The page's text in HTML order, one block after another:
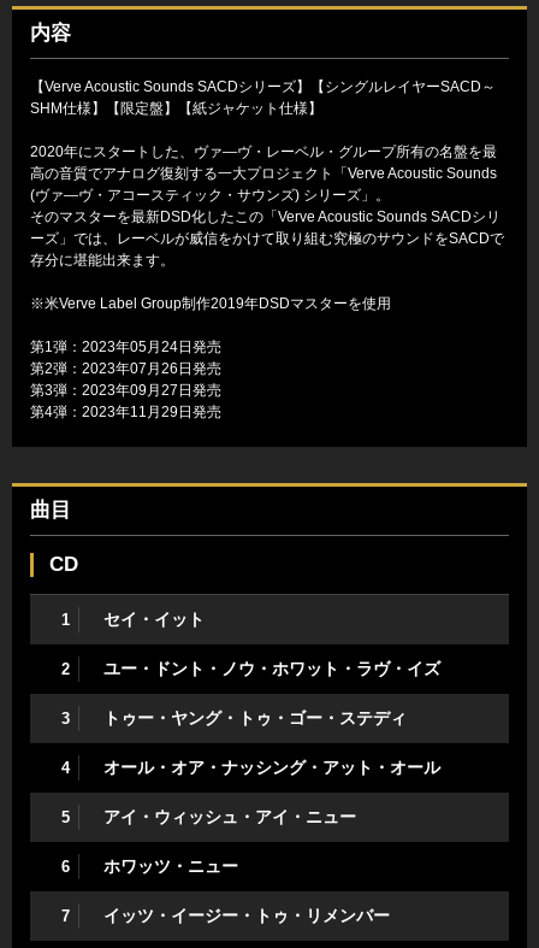
内容
【Verve Acoustic Sounds SACDシリーズ】【シングルレイヤーSACD～
SHM仕様】【限定盤】【紙ジャケット仕様】
2020年にスタートした、ヴァ―ヴ・レーベル・グループ所有の名盤を最
高の音質でアナログ復刻する一大プロジェクト「Verve Acoustic Sounds
(ヴァ―ヴ・アコースティック・サウンズ) シリーズ」。
そのマスターを最新DSD化したこの「Verve Acoustic Sounds SACDシリ
ーズ」では、レーベルが威信をかけて取り組む究極のサウンドをSACDで
存分に堪能出来ます。
※米Verve Label Group制作2019年DSDマスターを使用
第1弾：2023年05月24日発売
第2弾：2023年07月26日発売
第3弾：2023年09月27日発売
第4弾：2023年11月29日発売
曲目
CD
1 セイ・イット
2 ユー・ドント・ノウ・ホワット・ラヴ・イズ
3 トゥー・ヤング・トゥ・ゴー・ステディ
4 オール・オア・ナッシング・アット・オール
5 アイ・ウィッシュ・アイ・ニュー
6 ホワッツ・ニュー
7 イッツ・イージー・トゥ・リメンバー